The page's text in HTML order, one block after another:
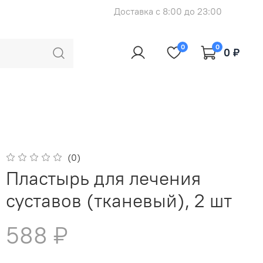
Доставка с 8:00 до 23:00
0 0 0 ₽
(0)
Пластырь для лечения
суставов (тканевый), 2 шт
588 ₽